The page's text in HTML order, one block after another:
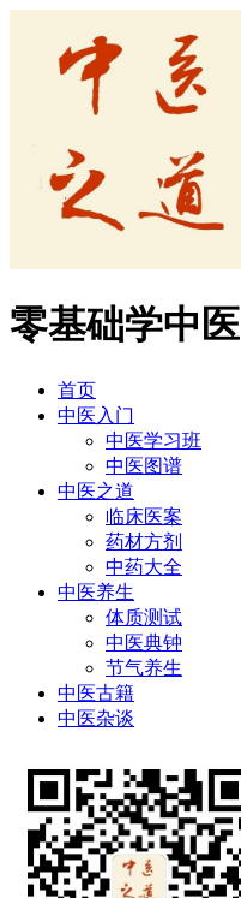
零基础学中医
首页
中医入门
中医学习班
中医图谱
中医之道
临床医案
药材方剂
中药大全
中医养生
体质测试
中医典钟
节气养生
中医古籍
中医杂谈